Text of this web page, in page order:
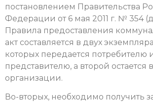
постановлением Правительства
Федерации от 6 мая 2011 г. № 354
Правила предоставления
акт составляется в двух
которых передается потребителю
представителю, а второй
организации.
Во-вторых, необходимо получить